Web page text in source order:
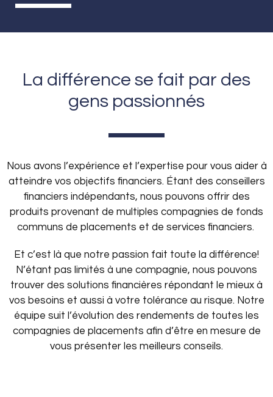
La différence se fait par des
gens passionnés
Nous avons l’expérience et l’expertise pour vous aider à
atteindre vos objectifs financiers. Étant des conseillers
financiers indépendants, nous pouvons offrir des
produits provenant de multiples compagnies de fonds
communs de placements et de services financiers.
Et c’est là que notre passion fait toute la différence!
N’étant pas limités à une compagnie, nous pouvons
trouver des solutions financières répondant le mieux à
vos besoins et aussi à votre tolérance au risque. Notre
équipe suit l’évolution des rendements de toutes les
compagnies de placements afin d’être en mesure de
vous présenter les meilleurs conseils.